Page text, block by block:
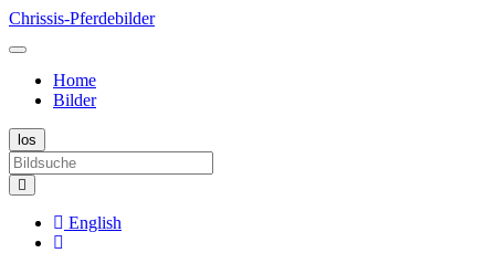
Chrissis-Pferdebilder
Home
Bilder
English